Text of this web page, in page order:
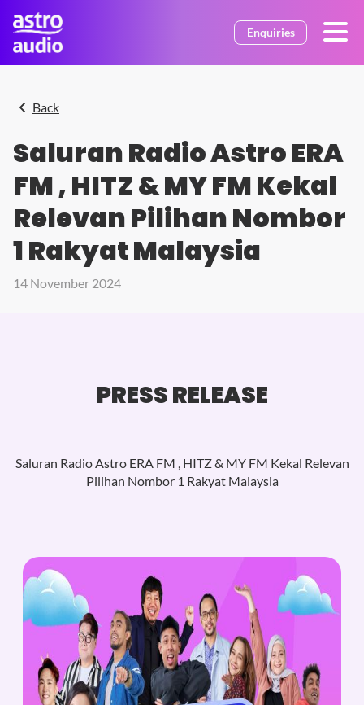
Skip to main content
Enquiries
Back
Saluran Radio Astro ERA
FM , HITZ & MY FM Kekal
Relevan Pilihan Nombor
1 Rakyat Malaysia
14 November 2024
PRESS RELEASE
Saluran Radio Astro ERA FM , HITZ & MY FM Kekal Relevan
Pilihan Nombor 1 Rakyat Malaysia